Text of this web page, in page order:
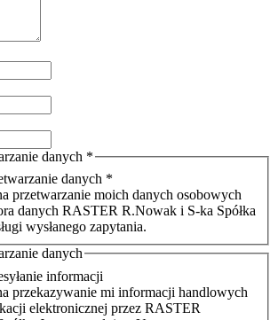
danych *
danych *
przetwarzanie moich danych osobowych
danych RASTER R.Nowak i S-ka Spółka
wysłanego zapytania.
danych
informacji
przekazywanie mi informacji handlowych
elektronicznej przez RASTER